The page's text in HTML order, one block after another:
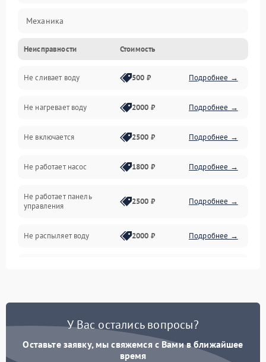
Механика
Управление
Электропитание
Датчики
Нагрев
Вода
Гигиена
Программное обеспечение
Неисправности Стоимость
Не сливает воду 500 ₽ Подробнее →
Не нагревает воду 2000 ₽ Подробнее →
Не включается 2500 ₽ Подробнее →
Не работает насос 1800 ₽ Подробнее →
Не работает панель
управления
2500 ₽ Подробнее →
Не распыляет воду 2000 ₽ Подробнее →
Проблемы с набором
Не работает сушилка 2100 ₽ Подробнее →
У Вас остались вопросы?
Оставьте заявку, мы свяжемся с Вами в ближайшее
время